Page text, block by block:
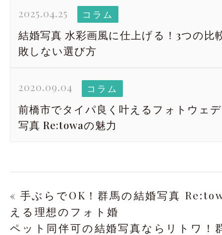
2025.04.25 コラム
結婚写真 水彩画風に仕上げる！3つの比
敗しない選び方
2020.09.04 コラム
前橋市でタイパ良く叶えるフォトウェ
写真 Re:towaの魅力
« 手ぶらでOK！群馬の結婚写真
える理想のフォト婚
ペット同伴可の結婚写真ならリトワ！